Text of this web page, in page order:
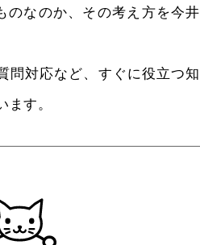
のなのか、その考え方を今井
問対応など、すぐに役立つ知
ます。